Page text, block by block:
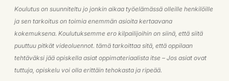
Koulutus on suunniteltu jo jonkin aikaa työelämässä olleille henkilöille
ja sen tarkoitus on toimia enemmän asioita kertaavana
kokemuksena. Koulutuksemme ero kilpailijoihin on siinä, että siitä
puuttuu pitkät videoluennot. tämä tarkoittaa sitä, että oppilaan
tehtäväksi jää opiskella asiat oppimateriaalista itse – Jos asiat ovat
tuttuja, opiskelu voi olla erittäin tehokasta ja ripeää.